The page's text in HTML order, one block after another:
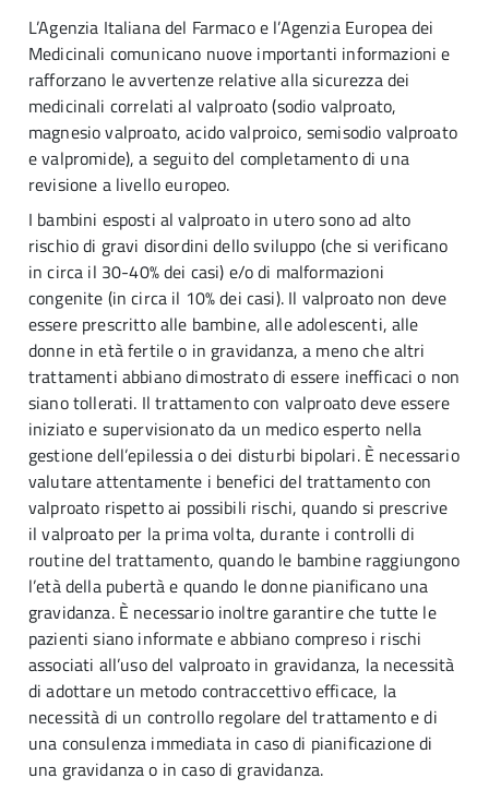
L’Agenzia Italiana del Farmaco e l’Agenzia Europea dei
Medicinali comunicano nuove importanti informazioni e
rafforzano le avvertenze relative alla sicurezza dei
medicinali correlati al valproato (sodio valproato,
magnesio valproato, acido valproico, semisodio valproato
e valpromide), a seguito del completamento di una
revisione a livello europeo.
I bambini esposti al valproato in utero sono ad alto
rischio di gravi disordini dello sviluppo (che si verificano
in circa il 30-40% dei casi) e/o di malformazioni
congenite (in circa il 10% dei casi). Il valproato non deve
essere prescritto alle bambine, alle adolescenti, alle
donne in età fertile o in gravidanza, a meno che altri
trattamenti abbiano dimostrato di essere inefficaci o non
siano tollerati. Il trattamento con valproato deve essere
iniziato e supervisionato da un medico esperto nella
gestione dell’epilessia o dei disturbi bipolari. È necessario
valutare attentamente i benefici del trattamento con
valproato rispetto ai possibili rischi, quando si prescrive
il valproato per la prima volta, durante i controlli di
routine del trattamento, quando le bambine raggiungono
l’età della pubertà e quando le donne pianificano una
gravidanza. È necessario inoltre garantire che tutte le
pazienti siano informate e abbiano compreso i rischi
associati all’uso del valproato in gravidanza, la necessità
di adottare un metodo contraccettivo efficace, la
necessità di un controllo regolare del trattamento e di
una consulenza immediata in caso di pianificazione di
una gravidanza o in caso di gravidanza.